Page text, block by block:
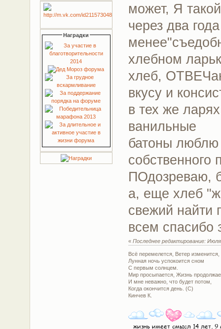
Наградки
может, Я
через два
хлебном
хлеб,
вкусу и
в тех же
ванильные
батоны люблю
собственного
ПОдозреваю,
а, еще хлеб
свежий найти
всем спасибо
«Последнее редактирование:
Всё перемелется, Ветер изменится,
Лунная ночь успокоится сном
С первым солнцем.
Мир просыпается, Жизнь
И мне неважно, что будет потом,
Когда окончится день. (С)
Кинчев К.